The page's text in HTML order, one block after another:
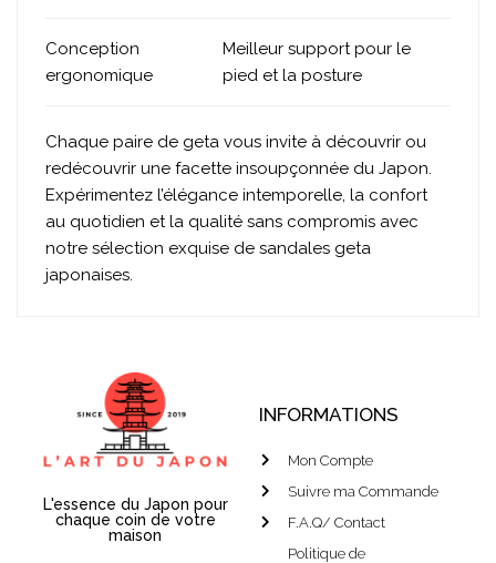
Conception
ergonomique
Meilleur support pour le
pied et la posture
Chaque paire de geta vous invite à découvrir ou
redécouvrir une facette insoupçonnée du Japon.
Expérimentez l’élégance intemporelle, la confort
au quotidien et la qualité sans compromis avec
notre sélection exquise de sandales geta
japonaises.
L'essence du Japon pour
chaque coin de votre
maison
INFORMATIONS
Mon Compte
Suivre ma Commande
F.A.Q/ Contact
Politique de